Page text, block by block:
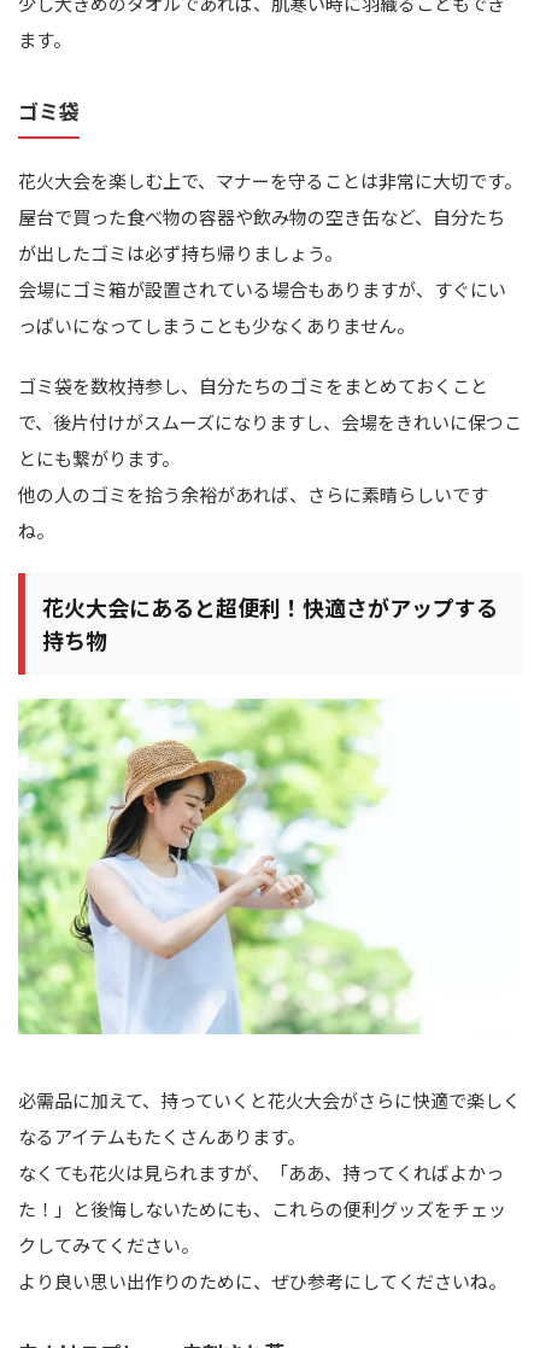
ます。
ゴミ袋
花火大会を楽しむ上で、マナーを守ることは非常に大切です。
屋台で買った食べ物の容器や飲み物の空き缶など、自分たち
が出したゴミは必ず持ち帰りましょう。
会場にゴミ箱が設置されている場合もありますが、すぐにい
っぱいになってしまうことも少なくありません。
ゴミ袋を数枚持参し、自分たちのゴミをまとめておくこと
で、後片付けがスムーズになりますし、会場をきれいに保つこ
とにも繋がります。
他の人のゴミを拾う余裕があれば、さらに素晴らしいです
ね。
花火大会にあると超便利！快適さがアップする
持ち物
必需品に加えて、持っていくと花火大会がさらに快適で楽しく
なるアイテムもたくさんあります。
なくても花火は見られますが、「ああ、持ってくればよかっ
た！」と後悔しないためにも、これらの便利グッズをチェッ
クしてみてください。
より良い思い出作りのために、ぜひ参考にしてくださいね。